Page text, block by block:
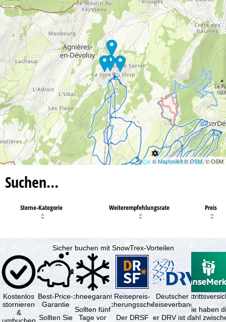
©Maptoolkit©OSM, © OSM
Suchen…
Sterne-Kategorie Weiterempfehlungsrate Preis
Sicher buchen mit SnowTrex-Vorteilen
Kostenlos
stornieren
&
umbuchen
Best-Price-
Garantie
Sollten Sie
Schneegarantie
Sollten fünf
Tage vor
Reisepreis-
Sicherungsschein
Der DRSF
Deutscher
Reiseverband
Der DRV ist die
Sie haben
Wahl